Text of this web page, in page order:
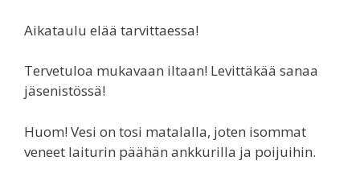
Aikataulu elää tarvittaessa!
Tervetuloa mukavaan iltaan! Levittäkää sanaa
jäsenistössä!
Huom! Vesi on tosi matalalla, joten isommat
veneet laiturin päähän ankkurilla ja poijuihin.